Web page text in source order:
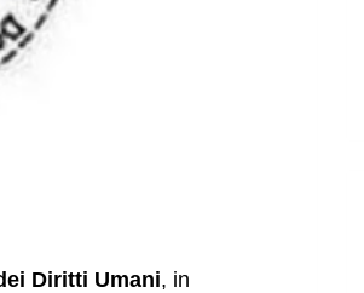
Diritti Umani, in